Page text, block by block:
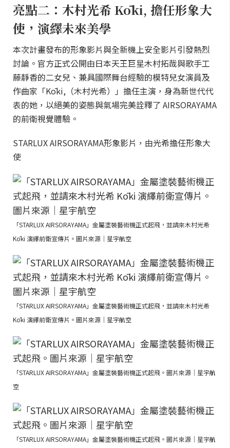
亮點二：木村光希 Kōki, 擔任形象大
使，演繹未來美學
本次計畫發布的形象影片與全新機上安全影片引發熱烈
討論。官方正式公開由日本天王巨星木村拓哉與歌手工
藤靜香的二女兒、兼具國際舞台經驗的模特兒女演員及
作曲家「Kōki,（木村光希）」擔任主演，身為新世代代
表的她，以絕美的姿態與氣場完美詮釋了 AIRSORAYAMA
的前衛視覺體驗。
STARLUX AIRSORAYAMA形象影片，由光希擔任形象大
使
「STARLUX AIRSORAYAMA」金屬塗裝藝術機正式起飛，並請來木村光希
Kōki 演繹前衛宣傳片。圖片來源｜星宇航空
「STARLUX AIRSORAYAMA」金屬塗裝藝術機正式起飛，並請來木村光希
Kōki 演繹前衛宣傳片。圖片來源｜星宇航空
「STARLUX AIRSORAYAMA」金屬塗裝藝術機正式起飛。圖片來源｜星宇航
空
「STARLUX AIRSORAYAMA」金屬塗裝藝術機正式起飛。圖片來源｜星宇航